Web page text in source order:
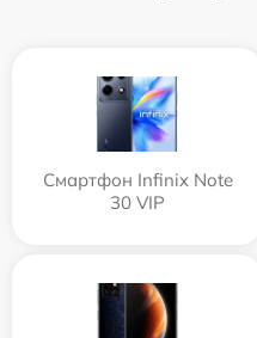
Смартфон Infinix Note
30 VIP